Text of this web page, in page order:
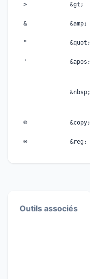
> &gt;
& &amp;
" &quot;
' &apos;
&nbsp;
© &copy;
® &reg;
Outils associés